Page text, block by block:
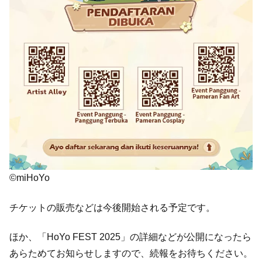
©miHoYo
チケットの販売などは今後開始される予定です。
ほか、「HoYo FEST 2025」の詳細などが公開になったら
あらためてお知らせしますので、続報をお待ちください。